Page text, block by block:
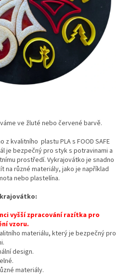
ve žluté nebo červené barvě.
kvalitního plastu PLA s FOOD SAFE
je bezpečný pro styk s potravinami a
prostředí. Vykrajovátko je snadno
na různé materiály, jako je například
nebo plastelína.
vyšší zpracování razítka pro
vzoru.
materiálu, který je bezpečný pro
design.
materiály.